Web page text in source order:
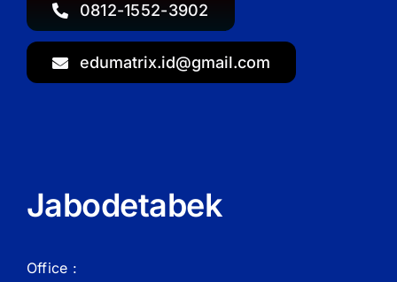
0812-1552-3902
edumatrix.id@gmail.com
Jabodetabek
Office :